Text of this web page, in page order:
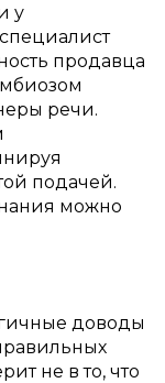
у
продавца
речи.
подачей.
можно
доводы
не в то, что